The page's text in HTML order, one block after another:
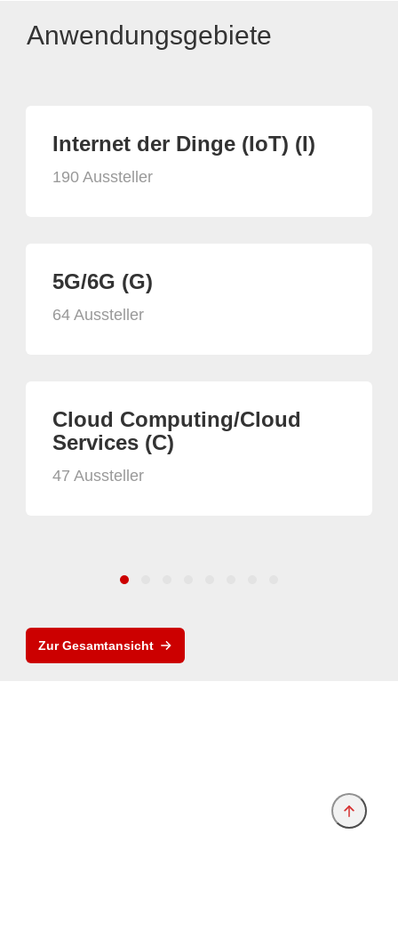
Anwendungsgebiete
Internet der Dinge (IoT) (I)
190 Aussteller
5G/6G (G)
64 Aussteller
Cloud Computing/Cloud
Services (C)
47 Aussteller
Zur Gesamtansicht